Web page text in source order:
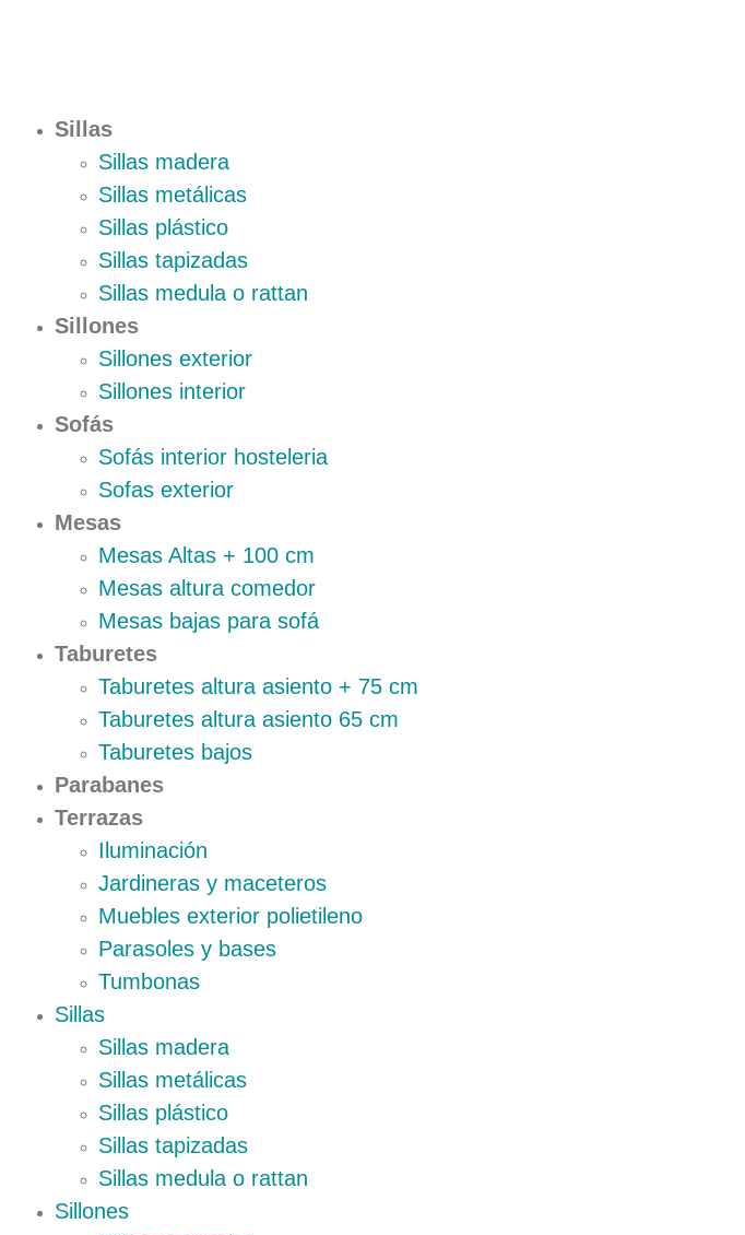
Sillas
Sillas madera
Sillas metálicas
Sillas plástico
Sillas tapizadas
Sillas medula o rattan
Sillones
Sillones exterior
Sillones interior
Sofás
Sofás interior hosteleria
Sofas exterior
Mesas
Mesas Altas + 100 cm
Mesas altura comedor
Mesas bajas para sofá
Taburetes
Taburetes altura asiento + 75 cm
Taburetes altura asiento 65 cm
Taburetes bajos
Parabanes
Terrazas
Iluminación
Jardineras y maceteros
Muebles exterior polietileno
Parasoles y bases
Tumbonas
Sillas
Sillas madera
Sillas metálicas
Sillas plástico
Sillas tapizadas
Sillas medula o rattan
Sillones